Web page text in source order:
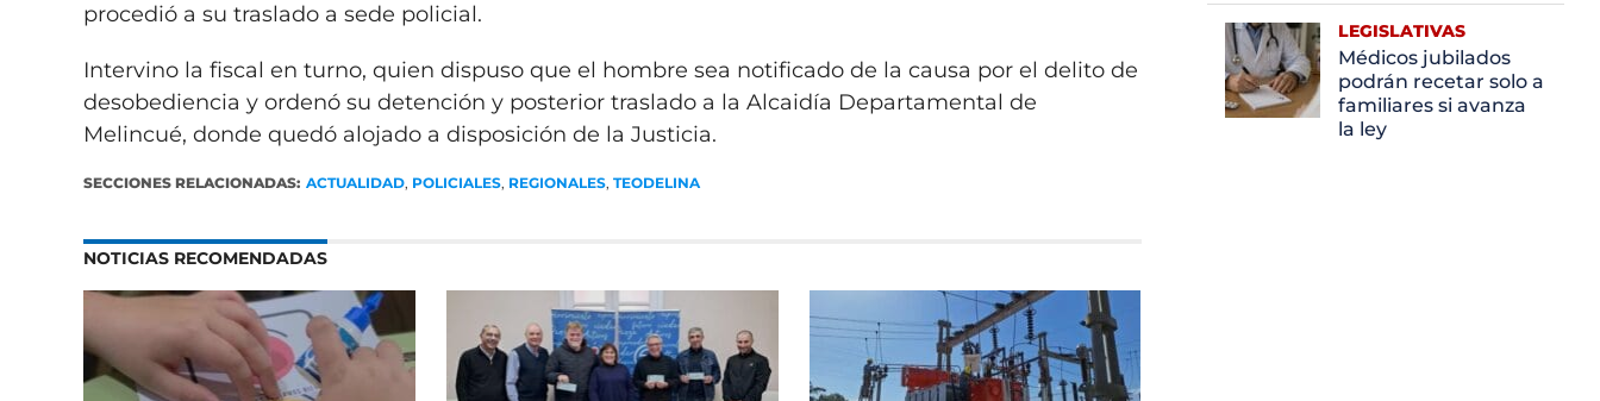
procedió a su traslado a sede policial.
Intervino la fiscal en turno, quien dispuso que el hombre sea notificado de la causa por el delito de
desobediencia y ordenó su detención y posterior traslado a la Alcaidía Departamental de
Melincué, donde quedó alojado a disposición de la Justicia.
SECCIONES RELACIONADAS: ACTUALIDAD, POLICIALES, REGIONALES,TEODELINA
NOTICIAS RECOMENDADAS
LEGISLATIVAS
Médicos jubilados
podrán recetar solo a
familiares si avanza
la ley